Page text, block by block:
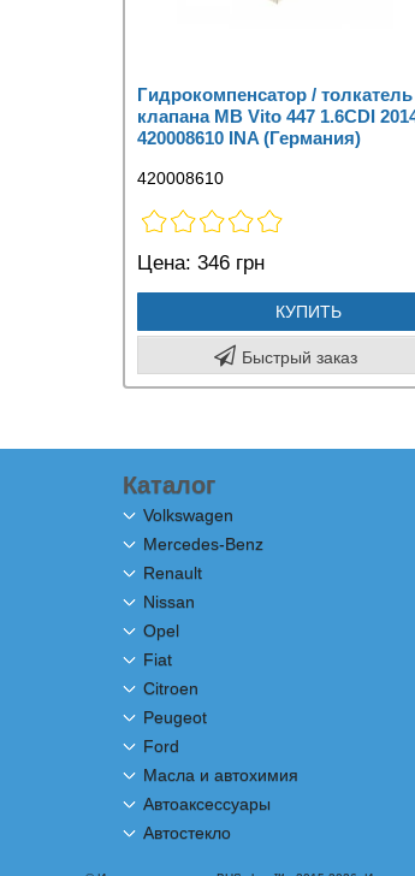
Гидрокомпенсатор / толкатель
клапана MB Vito 447 1.6CDI
420008610 INA (Германия)
420008610
Цена: 346 грн
КУПИТЬ
Быстрый заказ
Каталог
Volkswagen
Mercedes-Benz
Renault
Nissan
Opel
Fiat
Citroen
Peugeot
Ford
Масла и автохимия
Автоаксессуары
Автостекло